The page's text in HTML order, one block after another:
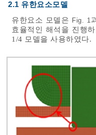
2.1 유한요소모델
유한요소 모델은 Fig. 1
효율적인 해석을 진행
1/4 모델을 사용하였다.